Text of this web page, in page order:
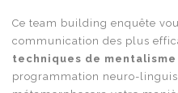
Ce team building enquête
communication des plus
techniques de mentalisme
programmation neuro-